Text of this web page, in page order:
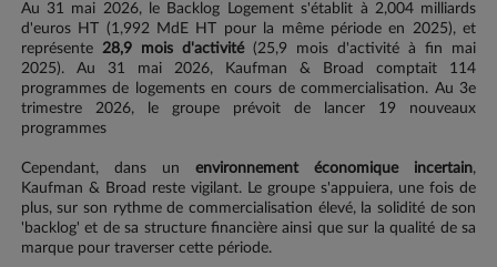
Au 31 mai 2026, le Backlog Logement s'établit à 2,004 milliards
d'euros HT (1,992 MdE HT pour la même période en 2025), et
représente 28,9 mois d'activité(25,9 mois d'activité à fin mai
2025). Au 31 mai 2026, Kaufman & Broad comptait 114
programmes de logements en cours de commercialisation. Au 3e
trimestre 2026, le groupe prévoit de lancer 19 nouveaux
programmes
Cependant, dans unenvironnement économique incertain,
Kaufman & Broad reste vigilant. Le groupe s'appuiera, une fois de
plus, sur son rythme de commercialisation élevé, la solidité de son
'backlog' et de sa structure financière ainsi que sur la qualité de sa
marque pour traverser cette période.